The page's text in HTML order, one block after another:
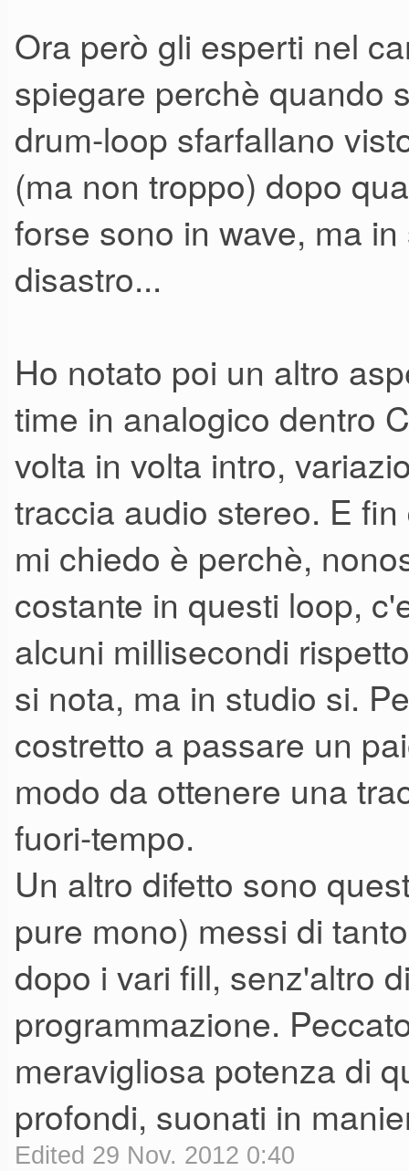
Ora però gli esperti nel
spiegare perchè quando
drum-loop sfarfallano
(ma non troppo) dopo
forse sono in wave, ma
disastro...
Ho notato poi un altro
time in analogico dentro
volta in volta intro,
traccia audio stereo. E
mi chiedo è perchè,
costante in questi loop,
alcuni millisecondi
si nota, ma in studio si.
costretto a passare un
modo da ottenere una
fuori-tempo.
Un altro difetto sono
pure mono) messi di
dopo i vari fill, senz'altro
programmazione.
meravigliosa potenza di
profondi, suonati in
Edited 29 Nov. 2012 0:40